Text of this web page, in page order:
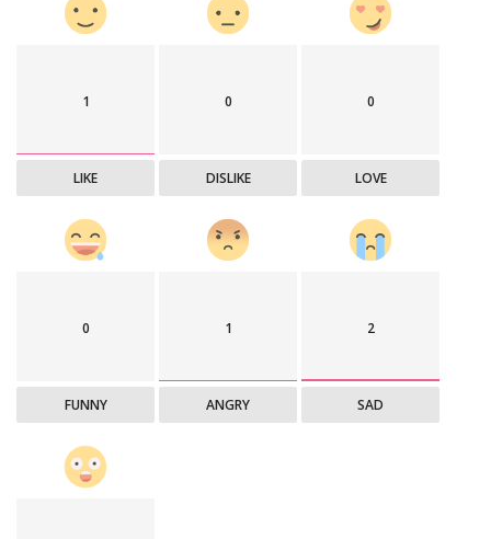
1
LIKE
0
DISLIKE
0
LOVE
0
FUNNY
1
ANGRY
2
SAD